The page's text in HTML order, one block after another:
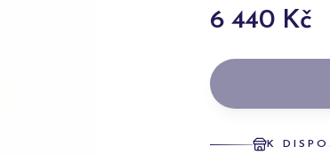
6 440 Kč
K